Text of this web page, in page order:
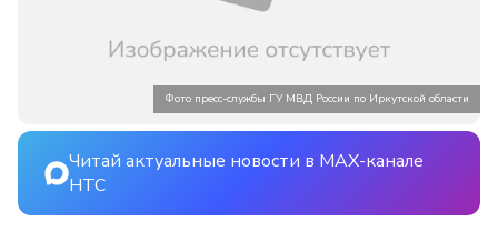
Фото пресс-службы ГУ МВД России по Иркутской области
Читай актуальные новости в MAX-канале
НТС